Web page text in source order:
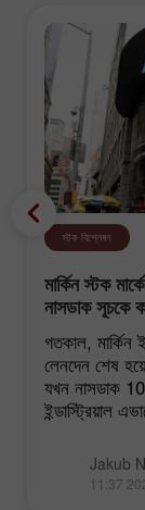
স্টক বিশ্লেষণ
মার্কিন স্টক
নাসডাক সূচকে
গতকাল,
লেনদেন শেষ
যখন নাসডাক
ইন্ডাস্ট্রিয়াল
Jakub
11:37